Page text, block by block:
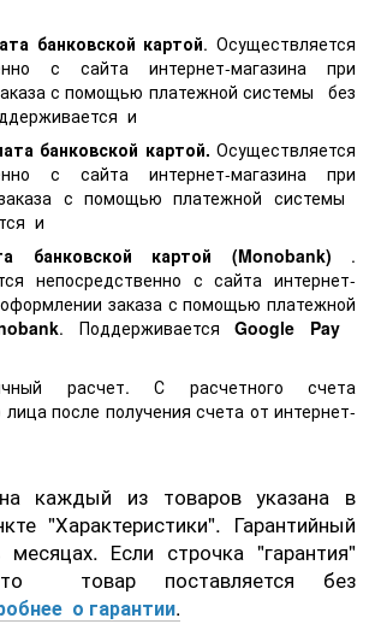
банковской картой. Осуществляется
с сайта интернет-магазина при
с помощью платежной системы
без
и
банковской картой. Осуществляется
с сайта интернет-магазина при
с помощью платежной системы
и
банковской картой
(Monobank) .
непосредственно с сайта интернет-
заказа с помощью платежной
. ПоддерживаетсяGoogle Pay
расчет. С расчетного счета
после получения счета от интернет-
на каждый из товаров указана в
"Характеристики". Гарантийный
Если строчка "гарантия"
то товар поставляется без
о гарантии.